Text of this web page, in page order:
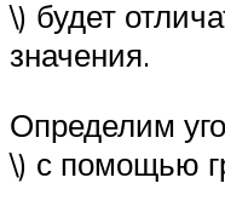
\) будет
значения.
Определим
\) с помощью